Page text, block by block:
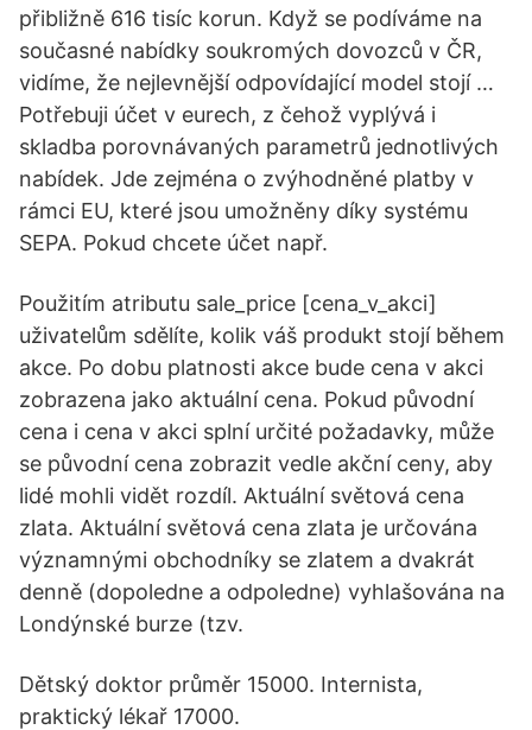
přibližně 616 tisíc korun. Když se podíváme na
současné nabídky soukromých dovozců v ČR,
vidíme, že nejlevnější odpovídající model stojí …
Potřebuji účet v eurech, z čehož vyplývá i
skladba porovnávaných parametrů jednotlivých
nabídek. Jde zejména o zvýhodněné platby v
rámci EU, které jsou umožněny díky systému
SEPA. Pokud chcete účet např.
Použitím atributu sale_price [cena_v_akci]
uživatelům sdělíte, kolik váš produkt stojí během
akce. Po dobu platnosti akce bude cena v akci
zobrazena jako aktuální cena. Pokud původní
cena i cena v akci splní určité požadavky, může
se původní cena zobrazit vedle akční ceny, aby
lidé mohli vidět rozdíl. Aktuální světová cena
zlata. Aktuální světová cena zlata je určována
významnými obchodníky se zlatem a dvakrát
denně (dopoledne a odpoledne) vyhlašována na
Londýnské burze (tzv.
Dětský doktor průměr 15000. Internista,
praktický lékař 17000.